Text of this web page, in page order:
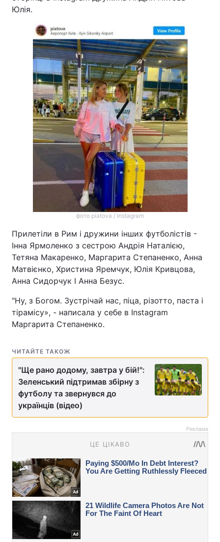
Юлія.
фото piatova / Instagram
Прилетіли в Рим і дружини інших футболістів -
Інна Ярмоленко з сестрою Андрія Наталією,
Тетяна Макаренко, Маргарита Степаненко, Анна
Матвієнко, Христина Яремчук, Юлія Кривцова,
Анна Сидорчук І Анна Безус.
"Ну, з Богом. Зустрічай нас, піца, різотто, паста і
тірамісу», - написала у себе в Instagram
Маргарита Степаненко.
ЧИТАЙТЕ ТАКОЖ
"Ще рано додому, завтра у бій!":
Зеленський підтримав збірну з
футболу та звернувся до
українців (відео)
Реклама